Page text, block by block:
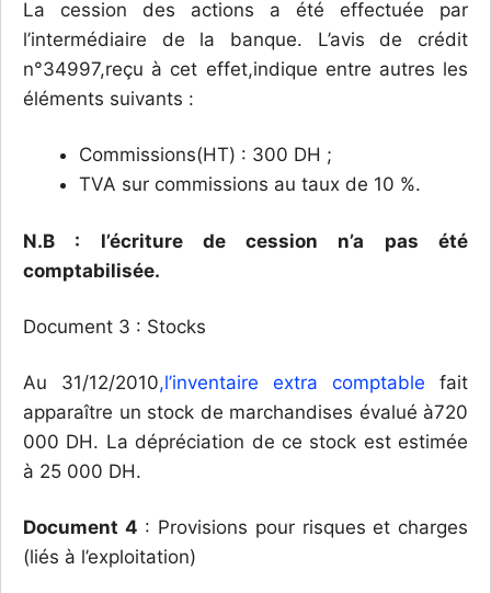
La cession des actions a été effectuée par
l’intermédiaire de la banque. L’avis de crédit
n°34997,reçu à cet effet,indique entre autres les
éléments suivants :
Commissions(HT) : 300 DH ;
TVA sur commissions au taux de 10 %.
N.B : l’écriture de cession n’a pas été
comptabilisée.
Document 3 : Stocks
Au 31/12/2010,l’inventaire extra comptable fait
apparaître un stock de marchandises évalué à720
000 DH. La dépréciation de ce stock est estimée
à 25 000 DH.
Document 4 : Provisions pour risques et charges
(liés à l’exploitation)